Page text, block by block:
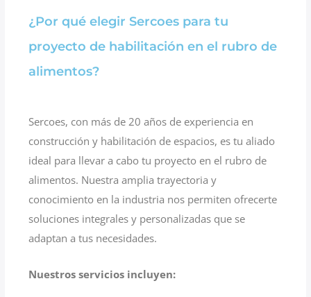
¿Por qué elegir Sercoes para tu
proyecto de habilitación en el rubro de
alimentos?
Sercoes, con más de 20 años de experiencia en
construcción y habilitación de espacios, es tu aliado
ideal para llevar a cabo tu proyecto en el rubro de
alimentos. Nuestra amplia trayectoria y
conocimiento en la industria nos permiten ofrecerte
soluciones integrales y personalizadas que se
adaptan a tus necesidades.
Nuestros servicios incluyen: